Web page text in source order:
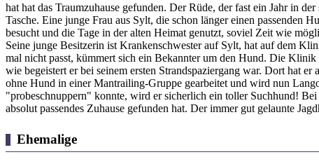
hat hat das Traumzuhause gefunden. Der Rüde, der fast ein Jahr in
Tasche. Eine junge Frau aus Sylt, die schon länger einen
besucht und die Tage in der alten Heimat genutzt, soviel Zeit wie
Seine junge Besitzerin ist Krankenschwester auf Sylt, hat auf dem
mal nicht passt, kümmert sich ein Bekannter um den Hund. Die
wie begeistert er bei seinem ersten Strandspaziergang war. Dort hat
ohne Hund in einer Mantrailing-Gruppe gearbeitet und wird nun
"probeschnuppern" konnte, wird er sicherlich ein toller Suchhund!
absolut passendes Zuhause gefunden hat. Der immer gut gelaunte
Ehemalige